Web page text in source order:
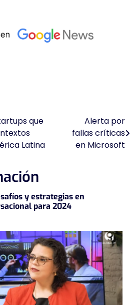
que
Latina
Alerta por
fallas críticas
en Microsoft
y estrategias en
para 2024